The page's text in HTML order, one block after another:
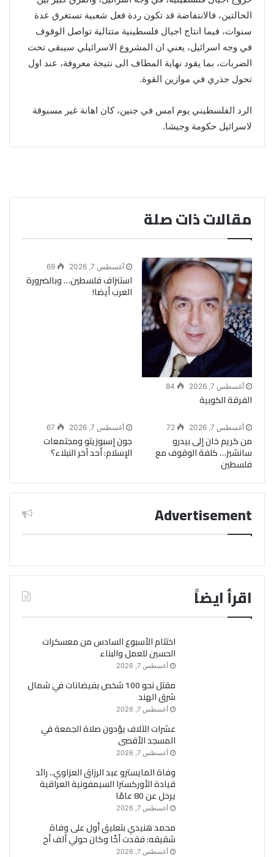
الحالتين، فالانتفاضة قد تكون ردة فعل شعبية تستغرق عدة
سنوات، فيما انتاج اجيال فلسطينية متتالية تواصل الوقوف
في وجه اسرائيل، يعني ان المشروع الاسرائيلي سيبقى تحت
الضربات، بما يقود نهاية المطاف الى نتيجة معروفة، عند اول
تحول جذري في موازين القوة.
الرد الفلسطيني يوم امس في جنين، كان اهانة غير مسبوقة
لاسرائيل حكومة وجيشا.
مقالات ذات صلة
أغسطس 7, 2026 84
الفرقة الكوبية
أغسطس 7, 2026 69
استنزاف فلسطين… وبالضرورة
العرب أيضا!
أغسطس 7, 2026 72
من كريم خان إلى بيدرو
سانشيز… كلفة الوقوف مع
فلسطين
أغسطس 7, 2026 67
جون إسبوزيتو ومجتمعات
الإسلام: أحد آخر النبلاء؟
Advertisement
اقرأ ايضاً
اختتام الأسبوع السادس من معسكرات
الحسين للعمل والبناء
أغسطس 7, 2026
مقتل نحو 100 شخص بفيضانات في شمال
شرق الهند
أغسطس 7, 2026
عشرات الآلاف يؤدون صلاة الجمعة في
المسجد الأقصى
أغسطس 7, 2026
وفاة المايسترو عبد الرزاق العزاوي.. رائد
قيادة الأوركسترا السيمفونية العراقية
يرحل عن 80 عامًا
أغسطس 7, 2026
محمد هنيدي بتعليق أول على وفاة
شقيقه: فقدت أخًا وكان حولي ألف أخ
أغسطس 7, 2026